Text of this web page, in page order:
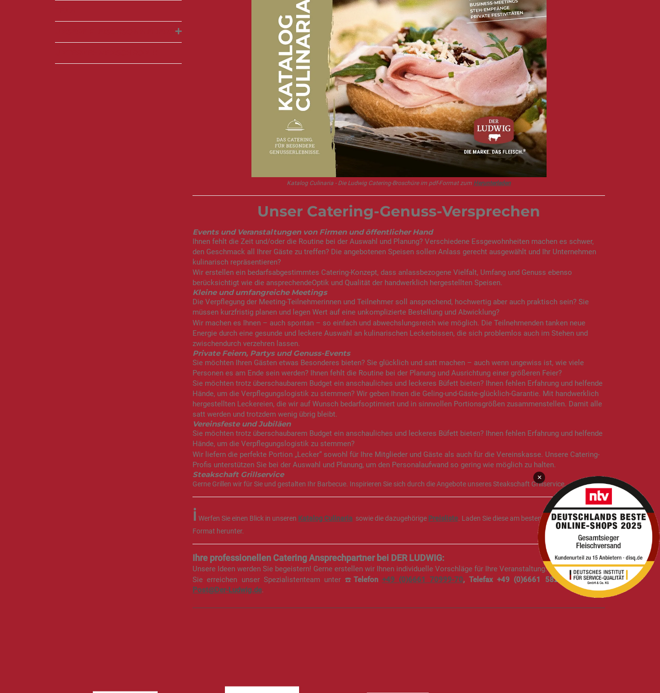
Katalog Culinaria - Die Ludwig Catering-Broschüre im pdf-Format zum Herunterladen
Unser Catering-Genuss-Versprechen
Events und Veranstaltungen von Firmen und öffentlicher Hand
Ihnen fehlt die Zeit und/oder die Routine bei der Auswahl und Planung? Verschiedene Essgewohnheiten machen es schwer,
den Geschmack all Ihrer Gäste zu treffen? Die angebotenen Speisen sollen Anlass gerecht ausgewählt und Ihr Unternehmen
kulinarisch repräsentieren?
Wir erstellen ein bedarfsabgestimmtes Catering-Konzept, dass anlassbezogene Vielfalt, Umfang und Genuss ebenso
berücksichtigt wie die ansprechendeOptik und Qualität der handwerklich hergestellten Speisen.
Kleine und umfangreiche Meetings
Die Verpflegung der Meeting-Teilnehmerinnen und Teilnehmer soll ansprechend, hochwertig aber auch praktisch sein? Sie
müssen kurzfristig planen und legen Wert auf eine unkomplizierte Bestellung und Abwicklung?
Wir machen es Ihnen – auch spontan – so einfach und abwechslungsreich wie möglich. Die Teilnehmenden tanken neue
Energie durch eine gesunde und leckere Auswahl an kulinarischen Leckerbissen, die sich problemlos auch im Stehen und
zwischendurch verzehren lassen.
Private Feiern, Partys und Genuss-Events
Sie möchten Ihren Gästen etwas Besonderes bieten? Sie glücklich und satt machen – auch wenn ungewiss ist, wie viele
Personen es am Ende sein werden? Ihnen fehlt die Routine bei der Planung und Ausrichtung einer größeren Feier?
Sie möchten trotz überschaubarem Budget ein anschauliches und leckeres Büfett bieten? Ihnen fehlen Erfahrung und helfende
Hände, um die Verpflegungslogistik zu stemmen? Wir geben Ihnen die Geling-und-Gäste-glücklich-Garantie. Mit handwerklich
hergestellten Leckereien, die wir auf Wunsch bedarfsoptimiert und in sinnvollen Portionsgrößen zusammenstellen. Damit alle
satt werden und trotzdem wenig übrig bleibt.
Vereinsfeste und Jubiläen
Sie möchten trotz überschaubarem Budget ein anschauliches und leckeres Büfett bieten? Ihnen fehlen Erfahrung und helfende
Hände, um die Verpflegungslogistik zu stemmen?
Wir liefern die perfekte Portion „Lecker“ sowohl für Ihre Mitglieder und Gäste als auch für die Vereinskasse. Unsere Catering-
Profis unterstützen Sie bei der Auswahl und Planung, um den Personalaufwand so gering wie möglich zu halten.
Steakschaft Grillservice
Gerne Grillen wir für Sie und gestalten Ihr Barbecue. Inspirieren Sie sich durch die Angebote unseres Steakschaft Grillservice.
ℹ️ Werfen Sie einen Blick in unseren Katalog Culinaria sowie die dazugehörige Preisliste. Laden Sie diese am besten gleich hier im pdf-
Format herunter.
Ihre professionellen Catering Ansprechpartner bei DER LUDWIG:
Unsere Ideen werden Sie begeistern! Gerne erstellen wir Ihnen individuelle Vorschläge für Ihre Veranstaltung.
Sie erreichen unser Spezialistenteam unter ☎️ Telefon +49 (0)6661 70999-70, Telefax +49 (0)6661 5828undE-Mail:
Post@Der-Ludwig.de.
×